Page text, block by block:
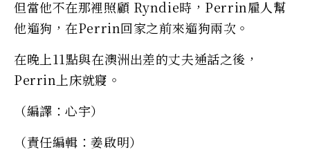
但當他不在那裡照顧 Ryndie時，Perrin雇人幫
他遛狗，在Perrin回家之前來遛狗兩次。
在晚上11點與在澳洲出差的丈夫通話之後，
Perrin上床就寢。
（編譯：心宇）
（責任編輯：姜啟明）